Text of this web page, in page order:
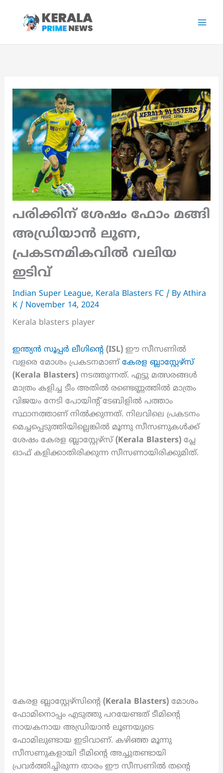
content
പരിക്കിന് ശേഷം ഫോം മങ്ങി
അഡ്രിയാൻ ലൂണ,
പ്രകടനമികവിൽ വലിയ
ഇടിവ്
Indian Super League, Kerala Blasters FC/ By Athira
K / November 14, 2024
Kerala blasters player
ഇന്ത്യൻ സൂപ്പർ ലീഗിന്റെ (ISL)ഈ സീസണിൽ
വളരെ മോശം പ്രകടനമാണ് കേരള ബ്ലാസ്റ്റേഴ്‌സ്
(Kerala Blasters)നടത്തുന്നത്. എട്ടു മത്സരങ്ങൾ
മാത്രം കളിച്ച ടീം അതിൽ രണ്ടെണ്ണത്തിൽ മാത്രം
വിജയം നേടി പോയിന്റ് ടേബിളിൽ പത്താം
സ്ഥാനത്താണ് നിൽക്കുന്നത്. നിലവിലെ പ്രകടനം
മെച്ചപ്പെടുത്തിയില്ലെങ്കിൽ മൂന്നു സീസണുകൾക്ക്
ശേഷം കേരള ബ്ലാസ്റ്റേഴ്‌സ് (Kerala Blasters)പ്ലേ
ഓഫ് കളിക്കാതിരിക്കുന്ന സീസണായിരിക്കുമിത്.
കേരള ബ്ലാസ്റ്റേഴ്‌സിന്റെ (Kerala Blasters) മോശം
ഫോമിനൊപ്പം എടുത്തു പറയേണ്ടത് ടീമിന്റെ
നായകനായ അഡ്രിയാൻ ലൂണയുടെ
ഫോമിലുണ്ടായ ഇടിവാണ്. കഴിഞ്ഞ മൂന്നു
സീസണുകളായി ടീമിന്റെ അച്ചുതണ്ടായി
പ്രവർത്തിച്ചിരുന്ന താരം ഈ സീസണിൽ തന്റെ